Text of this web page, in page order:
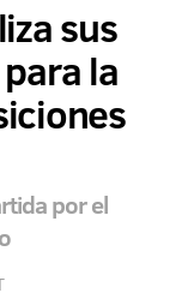
sus
la
por el